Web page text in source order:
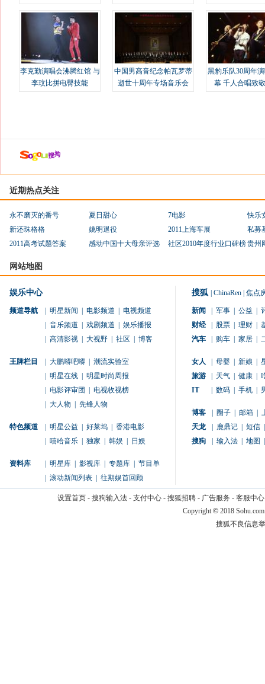
李克勤演唱会沸腾红馆 与
李玟比拼电臀技能
中国男高音纪念帕瓦罗蒂
逝世十周年专场音乐会
黑豹乐队30周年
幕 千人合唱致
近期热点关注
永不磨灭的番号 夏日甜心 7电影
快乐
新还珠格格
姚明退役 2011上海车展
私募
2011高考试题答案
感动中国十大母亲评选 社区2010年度行业口碑榜贵州
网站地图
娱乐中心
频道导航 明星新闻 电影频道
电视频道
音乐频道 戏剧频道
娱乐播报
高清影视 大视野 社区 博客
王牌栏目 大鹏嘚吧嘚
潮流实验室
明星在线
明星时尚周报
电影评审团
电视收视榜
大人物 先锋人物
特色频道 明星公益 好莱坞
香港电影
嘻哈音乐 独家 韩娱 日娱
资料库 明星库 影视库 专题库
节目单
滚动新闻列表 往期娱首回顾
搜狐 ChinaRen 焦点
新闻 军事 公益
财经
股票 理财
汽车
购车 家居
女人 母婴 新娘
旅游
天气 健康
IT
数码 手机
博客 圈子 邮箱
天龙
鹿鼎记 短信
搜狗
输入法 地图
设置首页- 搜狗输入法- 支付中心- 搜狐招聘- 广告服务 - 客服中心
Copyright © 2018
搜狐不良信息